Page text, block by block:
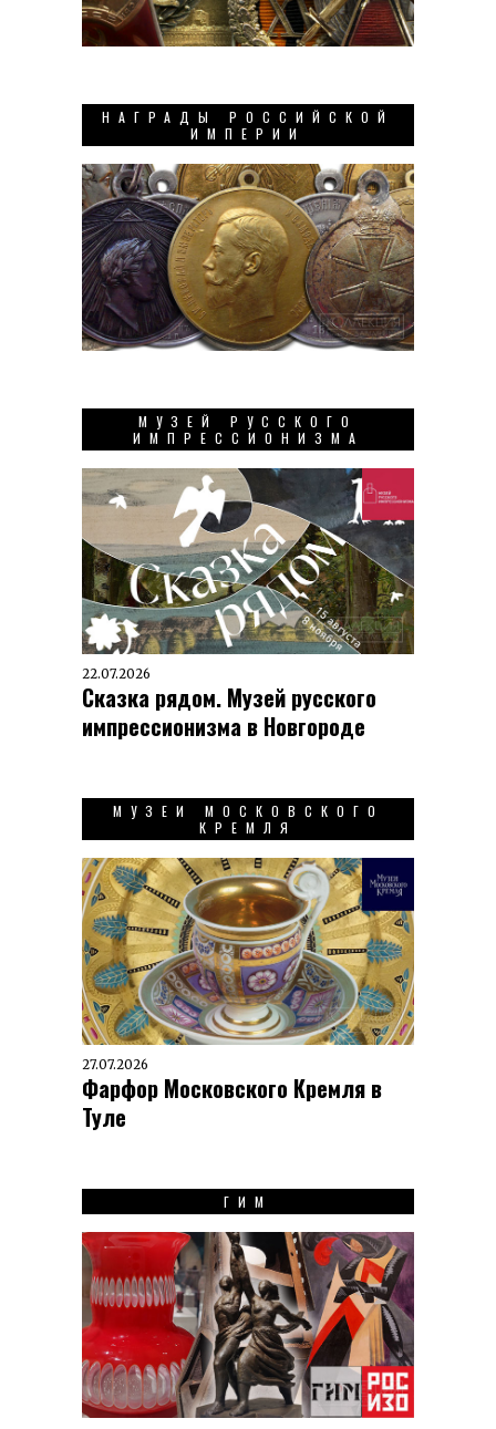
НАГРАДЫ РОССИЙСКОЙ
ИМПЕРИИ
МУЗЕЙ РУССКОГО
ИМПРЕССИОНИЗМА
22.07.2026
Сказка рядом. Музей русского
импрессионизма в Новгороде
МУЗЕИ МОСКОВСКОГО
КРЕМЛЯ
27.07.2026
Фарфор Московского Кремля в
Туле
ГИМ